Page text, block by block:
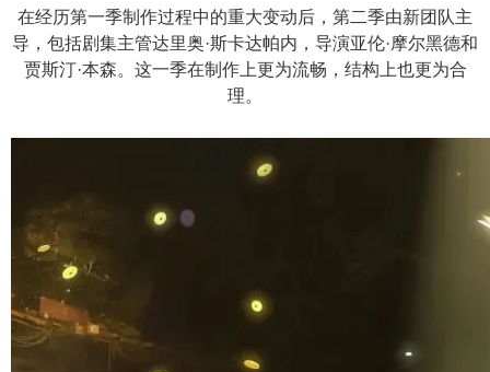
在经历第一季制作过程中的重大变动后，第二季由新团队主
导，包括剧集主管达里奥·斯卡达帕内，导演亚伦·摩尔黑德和
贾斯汀·本森。这一季在制作上更为流畅，结构上也更为合
理。